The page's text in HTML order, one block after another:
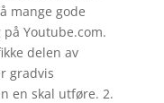
mange gode
Youtube.com.
delen av
gradvis
en skal utføre. 2.